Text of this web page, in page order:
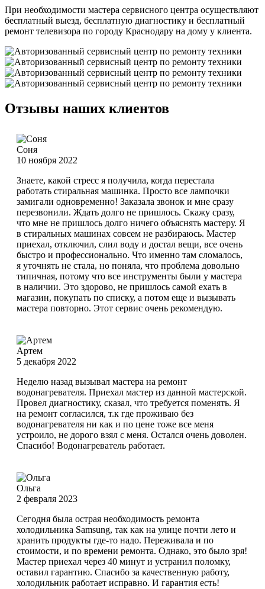
При необходимости мастера сервисного центра осуществляют
бесплатный выезд, бесплатную диагностику и бесплатный
ремонт телевизора по городу Краснодару на дому у клиента.
Отзывы наших клиентов
Соня
10 ноября 2022
Знаете, какой стресс я получила, когда перестала
работать стиральная машинка. Просто все лампочки
замигали одновременно! Заказала звонок и мне сразу
перезвонили. Ждать долго не пришлось. Скажу сразу,
что мне не пришлось долго ничего объяснять мастеру. Я
в стиральных машинах совсем не разбираюсь. Мастер
приехал, отключил, слил воду и достал вещи, все очень
быстро и профессионально. Что именно там сломалось,
я уточнять не стала, но поняла, что проблема довольно
типичная, потому что все инструменты были у мастера
в наличии. Это здорово, не пришлось самой ехать в
магазин, покупать по списку, а потом еще и вызывать
мастера повторно. Этот сервис очень рекомендую.
Артем
5 декабря 2022
Неделю назад вызывал мастера на ремонт
водонагревателя. Приехал мастер из данной мастерской.
Провел диагностику, сказал, что требуется поменять. Я
на ремонт согласился, т.к где проживаю без
водонагревателя ни как и по цене тоже все меня
устроило, не дорого взял с меня. Остался очень доволен.
Спасибо! Водонагреватель работает.
Ольга
2 февраля 2023
Сегодня была острая необходимость ремонта
холодильника Samsung, так как на улице почти лето и
хранить продукты где-то надо. Переживала и по
стоимости, и по времени ремонта. Однако, это было зря!
Мастер приехал через 40 минут и устранил поломку,
оставил гарантию. Спасибо за качественную работу,
холодильник работает исправно. И гарантия есть!